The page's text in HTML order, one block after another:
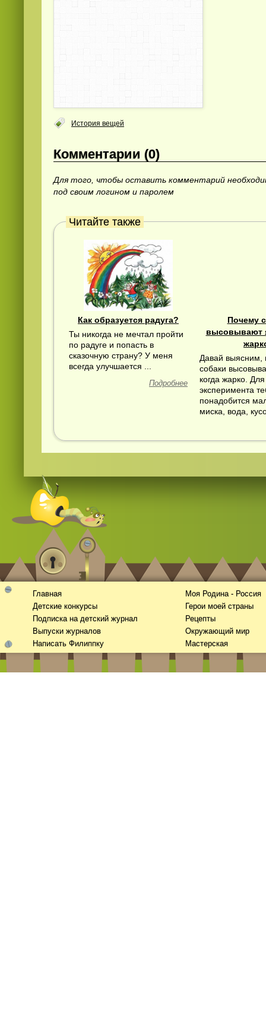
История вещей
Комментарии (0)
Для того, чтобы оставить комментарий
под своим логином и паролем
Читайте также
Как образуется радуга?
Ты никогда не мечтал пройти
по радуге и попасть в
сказочную страну? У меня
всегда улучшается ...
Подробнее
Почему
высовывают
Давай выясним,
собаки
когда жарко. Для
эксперимента
понадобится
миска, вода,
Главная
Детские конкурсы
Подписка на детский журнал
Выпуски журналов
Написать Филиппку
Моя Родина - Россия
Герои моей страны
Рецепты
Окружающий мир
Мастерская